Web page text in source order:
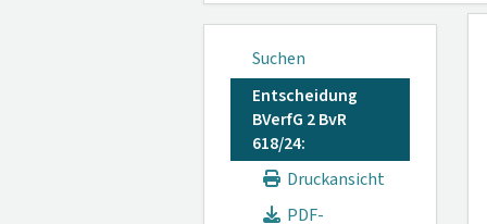
Suchen
Entscheidung
BVerfG 2 BvR
618/24:
Druckansicht
PDF-